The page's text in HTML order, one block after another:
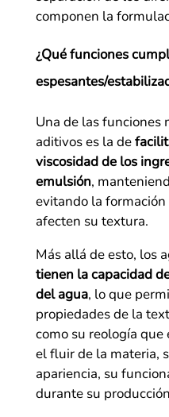
componen la
¿Qué funciones
espesantes/
Una de las funciones
aditivos es la de
viscosidad de los
emulsión,
evitando la
afecten su textura.
Más allá de esto, los
tienen la capacidad
del agua, lo que
propiedades de la
como su reología
el fluir de la materia,
apariencia, su
durante su